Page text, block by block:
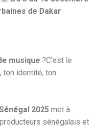
de Dakar
musique ?C’est le
ton identité, ton
2025 met à
sénégalais et